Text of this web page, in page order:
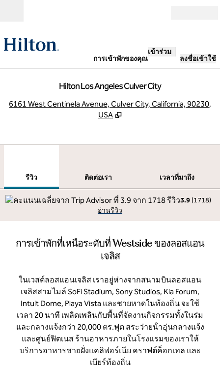
การเข้าพักของคุณ
เข้าร่วม
ลงชื่อเข้าใช้
Hilton Los Angeles Culver City
6161 West Centinela Avenue, Culver City, California, 90230,
USA
รีวิว ติดต่อเรา
เวลาที่มาถึง
3.9 (1718)
อ่านรีวิว
การเข้าพักที่เหนือระดับที่ Westside ของลอสแอน
เจลิส
ในเวสต์ลอสแอนเจลิส เราอยู่ห่างจากสนามบินลอสแอน
เจลิสสามไมล์ SoFi Stadium, Sony Studios, Kia Forum,
Intuit Dome, Playa Vista และชายหาดในท้องถิ่น จะใช้
เวลา 20 นาที เพลิดเพลินกับพื้นที่จัดงานกิจกรรมทั้งในร่ม
และกลางแจ้งกว่า 20,000 ตร.ฟุต สระว่ายน้ําอุ่นกลางแจ้ง
และศูนย์ฟิตเนส ร้านอาหารภายในโรงแรมของเราให้
บริการอาหารชายฝั่งแคลิฟอร์เนีย คราฟต์ค็อกเทล และ
เบียร์ท้องถิ่น